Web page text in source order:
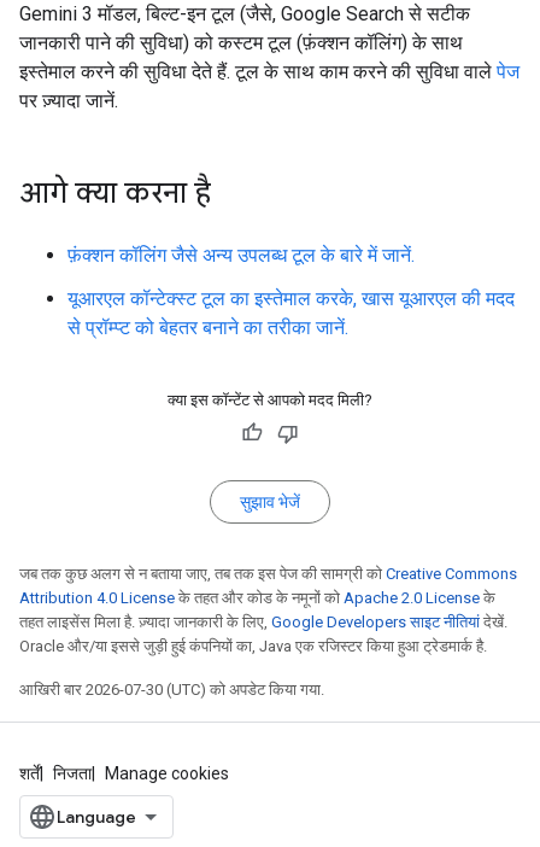
Gemini 3 मॉडल, बिल्ट-इन टूल (जैसे, Google Search से सटीक
जानकारी पाने की सुविधा) को कस्टम टूल (फ़ंक्शन कॉलिंग) के साथ
इस्तेमाल करने की सुविधा देते हैं. टूल के साथ काम करने की सुविधा वालेपेज
पर ज़्यादा जानें.
आगे क्या करना है
फ़ंक्शन कॉलिंग जैसे अन्य उपलब्ध टूल के बारे में जानें.
यूआरएल कॉन्टेक्स्ट टूल का इस्तेमाल करके, खास यूआरएल की मदद
से प्रॉम्प्ट को बेहतर बनाने का तरीका जानें.
क्या इस कॉन्टेंट से आपको मदद मिली?
सुझाव भेजें
जब तक कुछ अलग से न बताया जाए, तब तक इस पेज की सामग्री को Creative Commons
Attribution 4.0 License के तहत और कोड के नमूनों को Apache 2.0 License के
तहत लाइसेंस मिला है. ज़्यादा जानकारी के लिए, Google Developers साइट नीतियां देखें.
Oracle और/या इससे जुड़ी हुई कंपनियों का, Java एक रजिस्टर किया हुआ ट्रेडमार्क है.
आखिरी बार 2026-07-30 (UTC) को अपडेट किया गया.
शर्तें निजता Manage cookies